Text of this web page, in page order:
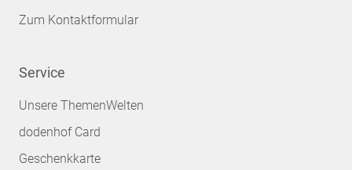
Zum Kontaktformular
Service
Unsere ThemenWelten
dodenhof Card
Geschenkkarte